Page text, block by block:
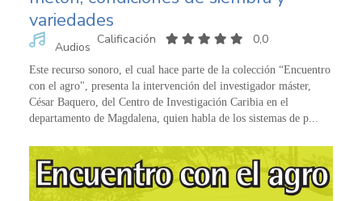
variedades
Audios
Calificación 0,0
Este recurso sonoro, el cual hace parte de la colección “Encuentro
con el agro", presenta la intervención del investigador máster,
César Baquero, del Centro de Investigación Caribia en el
departamento de Magdalena, quien habla de los sistemas de p...